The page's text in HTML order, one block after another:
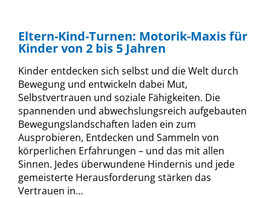
Eltern-Kind-Turnen: Motorik-Maxis für
Kinder von 2 bis 5 Jahren
Kinder entdecken sich selbst und die Welt durch
Bewegung und entwickeln dabei Mut,
Selbstvertrauen und soziale Fähigkeiten. Die
spannenden und abwechslungsreich aufgebauten
Bewegungslandschaften laden ein zum
Ausprobieren, Entdecken und Sammeln von
körperlichen Erfahrungen – und das mit allen
Sinnen. Jedes überwundene Hindernis und jede
gemeisterte Herausforderung stärken das
Vertrauen in…